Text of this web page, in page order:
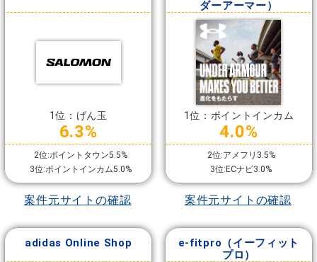
1位：げん玉
6.3%
2位:ポイントタウン5.5%
3位:ポイントインカム5.0%
案件元サイトの確認
ダーアーマー）
1位：ポイントインカム
4.0%
2位:アメフリ3.5%
3位:ECナビ3.0%
案件元サイトの確認
adidas Online Shop
e-fitpro（イーフィット
プロ）